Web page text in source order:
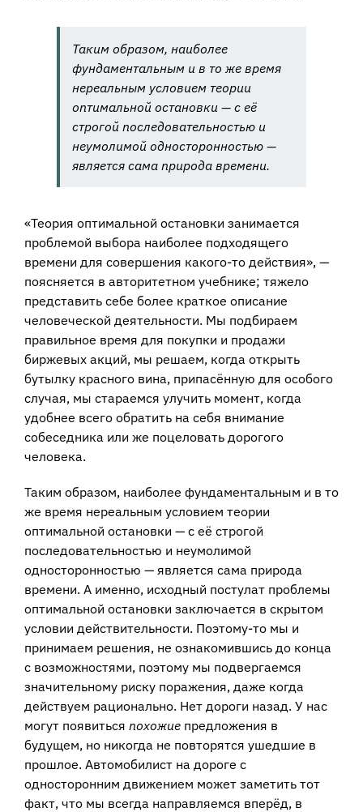
Таким образом, наиболее
фундаментальным и в то же время
нереальным условием теории
оптимальной остановки — с её
строгой последовательностью и
неумолимой односторонностью —
является сама природа времени.
«Теория оптимальной остановки занимается
проблемой выбора наиболее подходящего
времени для совершения какого-то действия», —
поясняется в авторитетном учебнике; тяжело
представить себе более краткое описание
человеческой деятельности. Мы подбираем
правильное время для покупки и продажи
биржевых акций, мы решаем, когда открыть
бутылку красного вина, припасённую для особого
случая, мы стараемся улучить момент, когда
удобнее всего обратить на себя внимание
собеседника или же поцеловать дорогого
человека.
Таким образом, наиболее фундаментальным и в то
же время нереальным условием теории
оптимальной остановки — с её строгой
последовательностью и неумолимой
односторонностью — является сама природа
времени. А именно, исходный постулат проблемы
оптимальной остановки заключается в скрытом
условии действительности. Поэтому-то мы и
принимаем решения, не ознакомившись до конца
с возможностями, поэтому мы подвергаемся
значительному риску поражения, даже когда
действуем рационально. Нет дороги назад. У нас
могут появиться похожие предложения в
будущем, но никогда не повторятся ушедшие в
прошлое. Автомобилист на дороге с
односторонним движением может заметить тот
факт, что мы всегда направляемся вперёд, в